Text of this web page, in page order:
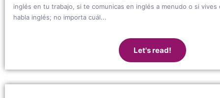
inglés en tu trabajo, si te comunicas en inglés a menudo o si
habla inglés; no importa cuál...
Let's read!